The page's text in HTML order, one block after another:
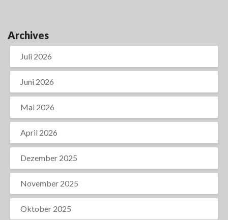
Archives
Juli 2026
Juni 2026
Mai 2026
April 2026
Dezember 2025
November 2025
Oktober 2025